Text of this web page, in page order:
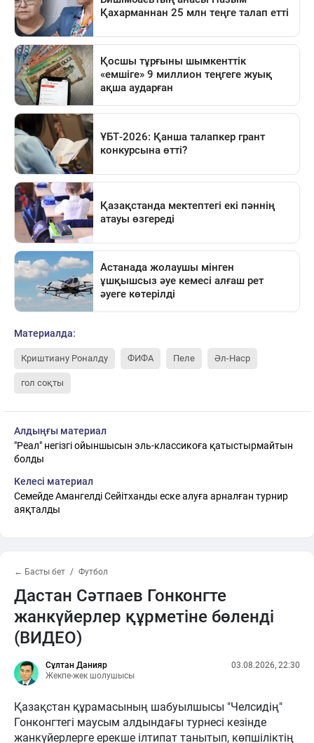
Материалда:
Криштиану Роналду ФИФА Пеле Әл-Наср
гол соқты
Алдыңғы материал
"Реал" негізгі ойыншысын эль-классикоға қатыстырмайтын
болды
Келесі материал
Семейде Амангелді Сейітханды еске алуға арналған турнир
аяқталды
← Басты бет Футбол
Дастан Сәтпаев Гонконгте
жанкүйерлер құрметіне бөленді
(ВИДЕО)
Сұлтан Данияр
Жекпе-жек шолушысы
03.08.2026, 22:30
Қазақстан құрамасының шабуылшысы "Челсидің"
Гонконгтегі маусым алдындағы турнесі кезінде
жанкүйерлерге ерекше ілтипат танытып, көпшіліктің